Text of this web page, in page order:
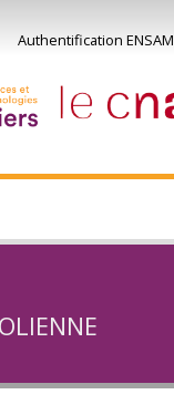
Authentification ENSAM